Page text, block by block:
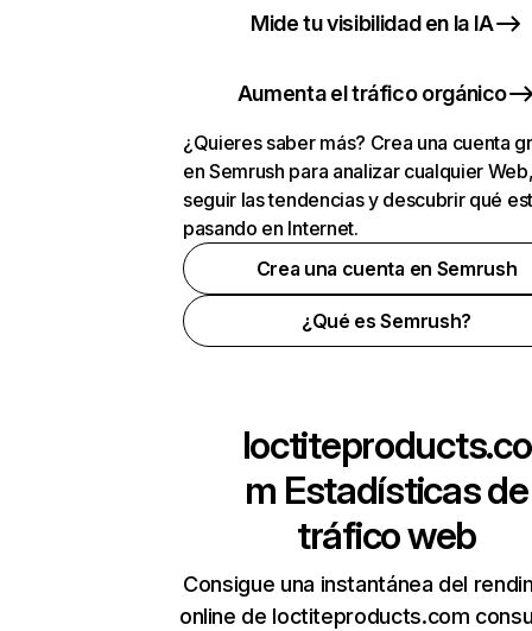
Mide tu visibilidad en la IA
Aumenta el tráfico orgánico
¿Quieres saber más? Crea una cuenta
en Semrush para analizar cualquier
seguir las tendencias y descubrir qué
pasando en Internet.
Crea una cuenta en Semrush
¿Qué es Semrush?
loctiteproducts.co
m Estadísticas de
tráfico web
Consigue una instantánea del
online de loctiteproducts.com